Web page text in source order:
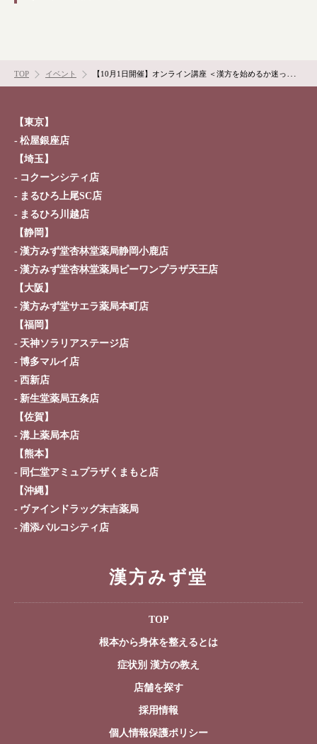
TOP イベント 【10月1日開催】オンライン講座 ＜漢方を始めるか迷っている方へ…気になる疑問にお答えします！＞
【東京】
松屋銀座店
【埼玉】
コクーンシティ店
まるひろ上尾SC店
まるひろ川越店
【静岡】
漢方みず堂杏林堂薬局静岡小鹿店
漢方みず堂杏林堂薬局ピーワンプラザ天王店
【大阪】
漢方みず堂サエラ薬局本町店
【福岡】
天神ソラリアステージ店
博多マルイ店
西新店
新生堂薬局五条店
【佐賀】
溝上薬局本店
【熊本】
同仁堂アミュプラザくまもと店
【沖縄】
ヴァインドラッグ末吉薬局
浦添パルコシティ店
漢方みず堂
TOP
根本から身体を整えるとは
症状別 漢方の教え
店舗を探す
採用情報
個人情報保護ポリシー